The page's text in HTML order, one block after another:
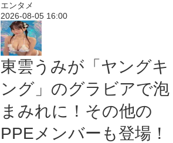
エンタメ
2026-08-05 16:00
東雲うみが「ヤングキ
ング」のグラビアで泡
まみれに！その他の
PPEメンバーも登場！